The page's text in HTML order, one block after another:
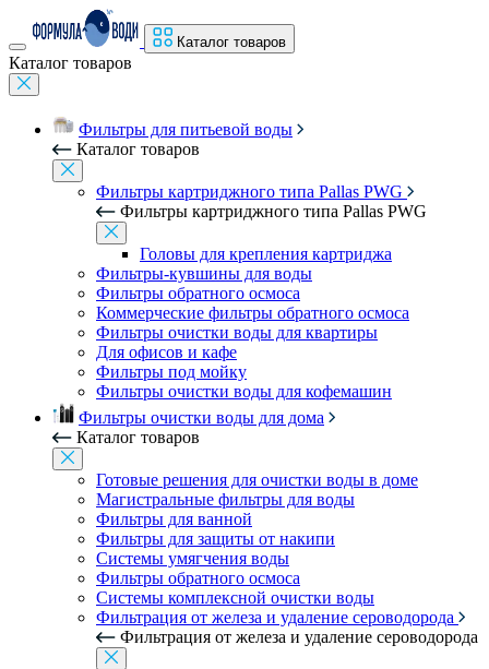
Каталог товаров
Каталог товаров
Фильтры для питьевой воды
Каталог товаров
Фильтры картриджного типа Pallas PWG
Фильтры картриджного типа Pallas PWG
Головы для крепления картриджа
Фильтры-кувшины для воды
Фильтры обратного осмоса
Коммерческие фильтры обратного осмоса
Фильтры очистки воды для квартиры
Для офисов и кафе
Фильтры под мойку
Фильтры очистки воды для кофемашин
Фильтры очистки воды для дома
Каталог товаров
Готовые решения для очистки воды в доме
Магистральные фильтры для воды
Фильтры для ванной
Фильтры для защиты от накипи
Системы умягчения воды
Фильтры обратного осмоса
Системы комплексной очистки воды
Фильтрация от железа и удаление сероводорода
Фильтрация от железа и удаление сероводорода